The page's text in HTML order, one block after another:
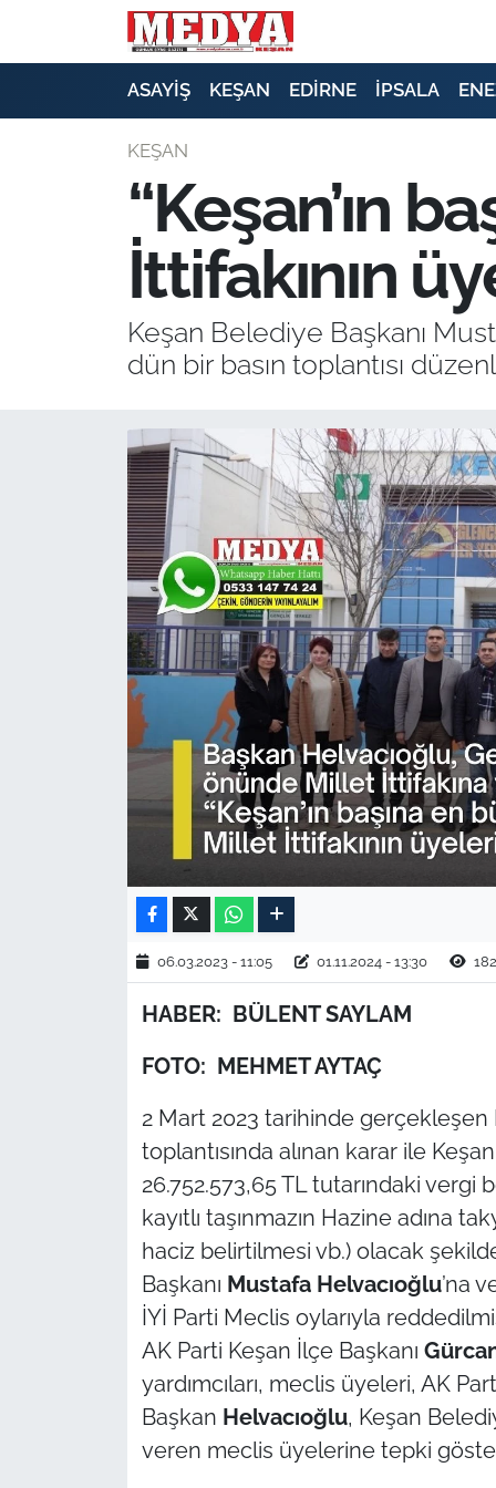
ASAYİŞ KEŞAN EDİRNE İPSALA
KEŞAN
“Keşan’ın
İttifakının
Keşan Belediye Başkanı
dün bir basın toplantısı
06.03.2023 - 11:05 01.11.2024 - 13:30
HABER: BÜLENT SAYLAM
FOTO: MEHMET AYTAÇ
2 Mart 2023 tarihinde
toplantısında alınan karar ile
26.752.573,65 TL tutarındaki
kayıtlı taşınmazın Hazine adına
haciz belirtilmesi vb.) olacak
Başkanı Mustafa Helvacıoğlu’na
İYİ Parti Meclis oylarıyla
AK Parti Keşan İlçe Başkanı
yardımcıları, meclis üyeleri, AK
Başkan Helvacıoğlu, Keşan
veren meclis üyelerine tepki
E-GAZETE
SİYASET
EKONOMİ
EĞİTİM
TARIM VE HAYVANCILIK
KÜLTÜR SANAT
RESMİ İLAN
KIRKLARELİ
ÇANAKKALE
Flaş Haber
Dış Haberler